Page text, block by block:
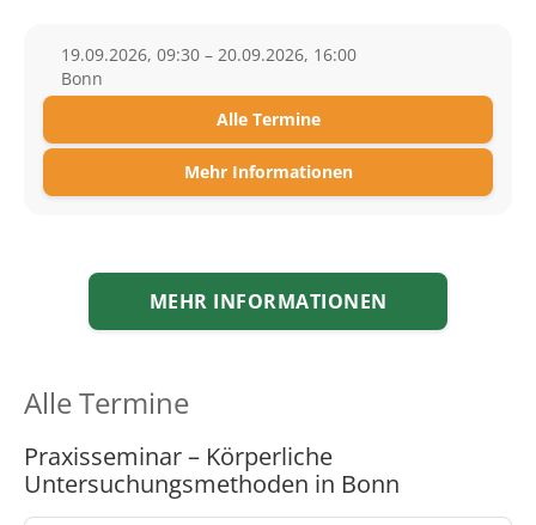
19.09.2026, 09:30 – 20.09.2026, 16:00
Bonn
Alle Termine
Mehr Informationen
MEHR INFORMATIONEN
Alle Termine
Praxisseminar – Körperliche
Untersuchungsmethoden in Bonn